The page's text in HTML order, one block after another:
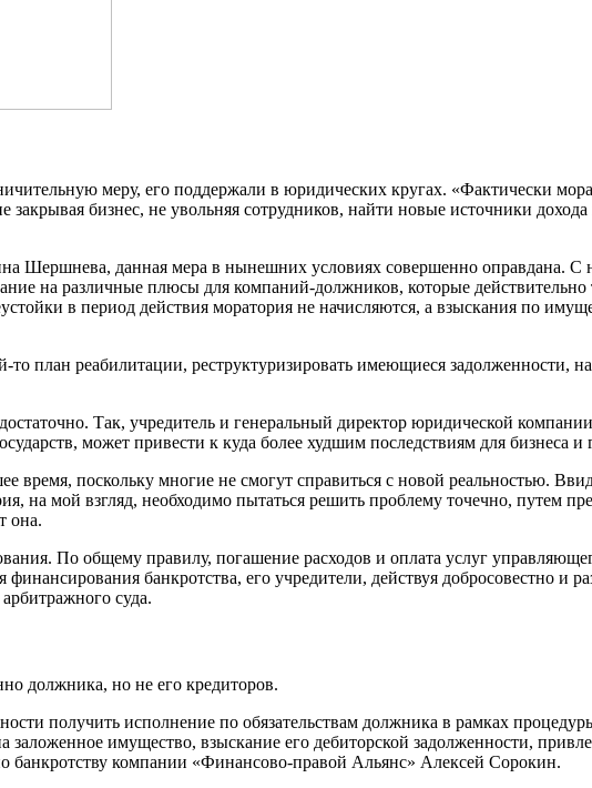
закрывая бизнес, не увольняя сотрудников, найти новые источники
Шершнева, данная мера в нынешних условиях совершенно оправдана. С
различные плюсы для компаний-должников, которые действительно
в период действия моратория не начисляются, а взыскания по
план реабилитации, реструктуризировать имеющиеся задолженности,
Так, учредитель и генеральный директор юридической
может привести к куда более худшим последствиям для бизнеса
время, поскольку многие не смогут справиться с новой реальностью.
на мой взгляд, необходимо пытаться решить проблему точечно, путем
она.
По общему правилу, погашение расходов и оплата услуг
банкротства, его учредители, действуя добросовестно и
суда.
должника, но не его кредиторов.
получить исполнение по обязательствам должника в рамках
имущество, взыскание его дебиторской задолженности,
банкротству компании «Финансово-правой Альянс» Алексей Сорокин.